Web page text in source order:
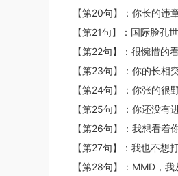
【第20句】：你长的违
【第21句】：国际脸孔
【第22句】：很惋惜的
【第23句】：你的长相
【第24句】：你张的很
【第25句】：你还没有
【第26句】：我想看
【第27句】：我也不想
【第28句】：MMD，